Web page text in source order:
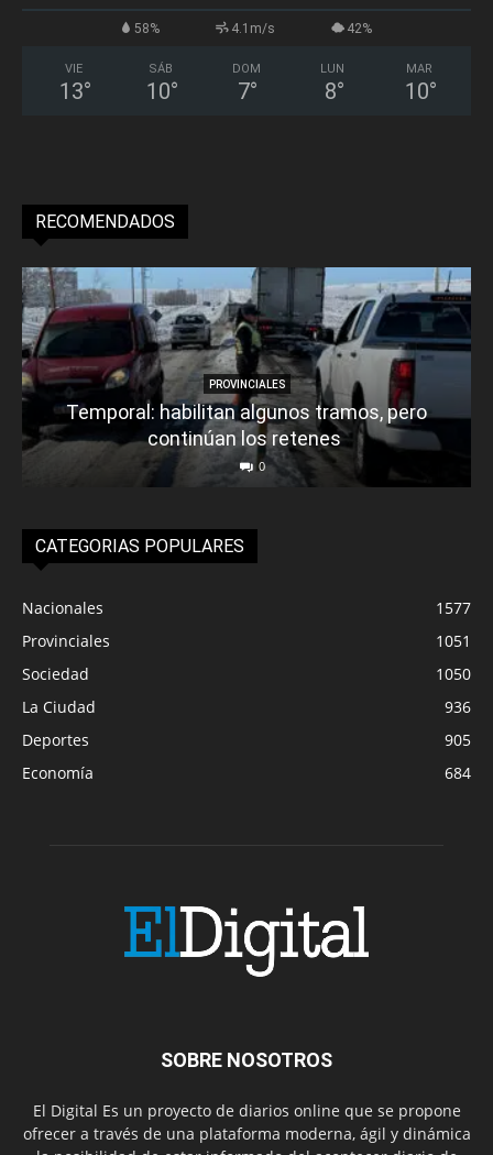
58% 4.1m/s 42%
VIE
13°
SÁB
10°
DOM
7°
LUN
8°
MAR
10°
RECOMENDADOS
PROVINCIALES
Temporal: habilitan algunos tramos, pero
continúan los retenes
0
CATEGORIAS POPULARES
Nacionales
1577
Provinciales
1051
Sociedad
1050
La Ciudad
936
Deportes
905
Economía
684
SOBRE NOSOTROS
El Digital Es un proyecto de diarios online que se propone
ofrecer a través de una plataforma moderna, ágil y dinámica